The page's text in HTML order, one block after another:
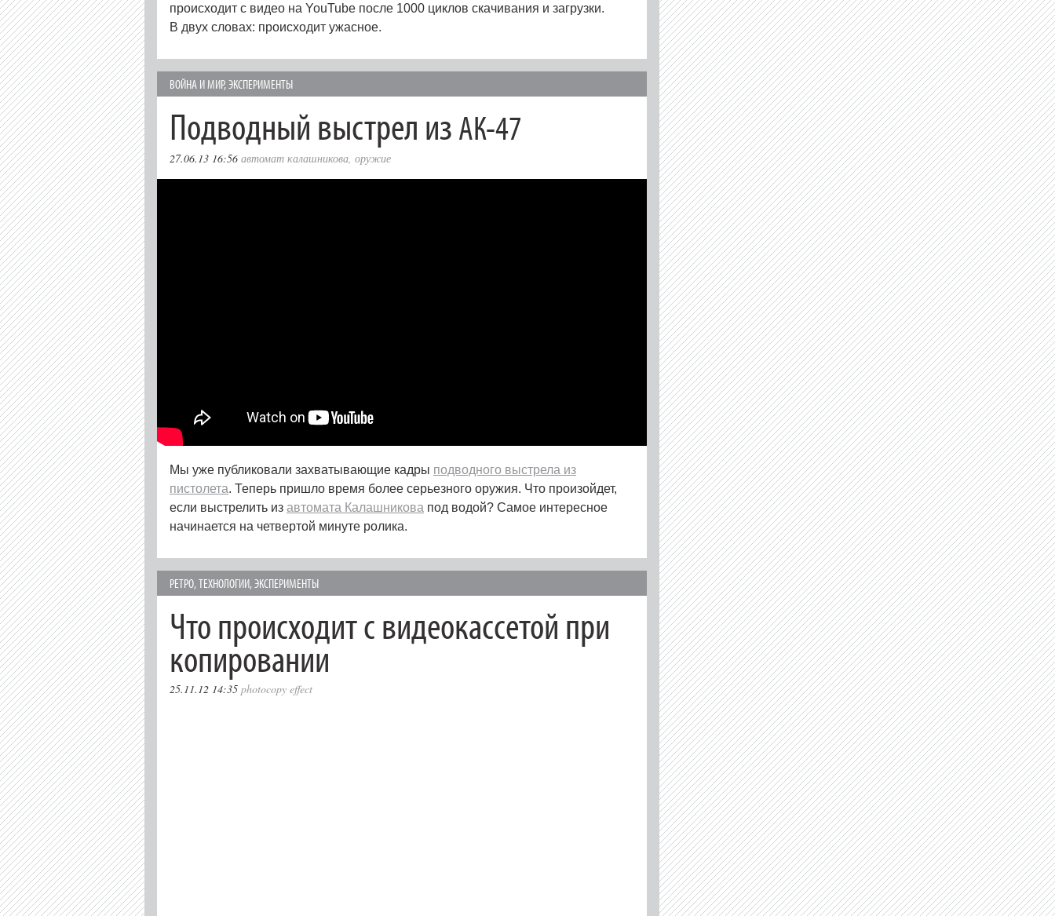
происходит с видео на YouTube после 1000 циклов скачивания и загрузки.
В двух словах: происходит ужасное.
ВОЙНА И МИР,ЭКСПЕРИМЕНТЫ
Подводный выстрел изАК-47
27.06.13 16:56 автомат калашникова, оружие
Мы уже публиковали захватывающие кадры подводного выстрела из
пистолета. Теперь пришло время более серьезного оружия. Что произойдет,
если выстрелить из автомата Калашникова под водой? Самое интересное
начинается на четвертой минуте ролика.
РЕТРО,ТЕХНОЛОГИИ,ЭКСПЕРИМЕНТЫ
Что происходит с видеокассетой при
копировании
25.11.12 14:35 photocopy effect